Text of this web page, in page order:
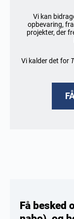
Vi kan
opbevaring,
projekter, der
Vi kalder det for
Få besked